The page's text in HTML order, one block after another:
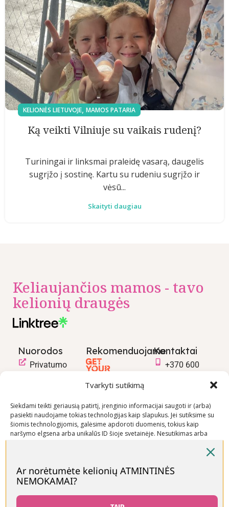
Tvarkyti sutikimą
Siekdami teikti geriausią patirtį, įrenginio informacijai saugoti ir (arba)
pasiekti naudojame tokias technologijas kaip slapukus. Jei sutiksime su
šiomis technologijomis, galėsime apdoroti duomenis, tokius kaip
naršymo elgsena arba unikalūs ID šioje svetainėje. Nesutikimas arba
Neigti
KELIONĖS LIETUVOJE, MAMOS PATARIA
Ką veikti Vilniuje su vaikais rudenį?
Turiningai ir linksmai praleidę vasarą, daugelis
sugrįžo į sostinę. Kartu su rudeniu sugrįžo ir
vėsū...
Skaityti daugiau
Keliaujančios mamos - tavo
kelionių draugės
Nuorodos
Privatumo
pirkimo –
pardavimo
taisyklės
sąlygos
RekomenduojameKontaktai
+370 600
Visos teisės saugomos © Keliaujančios Mamos 2026
Ar norėtumėte kelionių ATMINTINĖS
NEMOKAMAI?